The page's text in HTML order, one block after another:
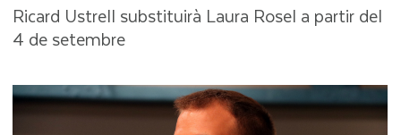
Ricard Ustrell substituirà Laura Rosel a partir del
4 de setembre